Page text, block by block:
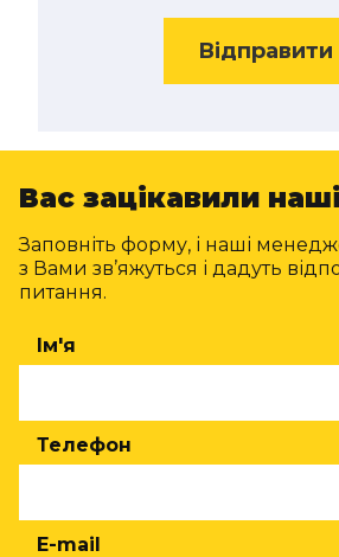
Відправити
Вас зацікавили
Заповніть форму, і наші
з Вами зв’яжуться і дадуть
питання.
Ім'я
Телефон
E-mail